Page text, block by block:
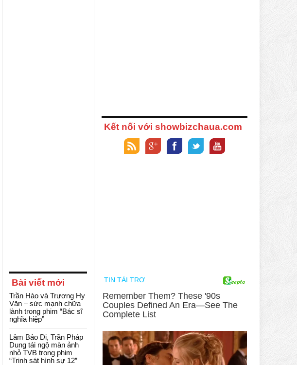
Bài viết mới
Trần Hào và Trương Hy
Văn – sức mạnh chữa
lành trong phim “Bác sĩ
nghĩa hiệp”
Lâm Bảo Di, Trần Pháp
Dung tái ngộ màn ảnh
nhỏ TVB trong phim
“Trinh sát hình sự 12”
Kết nối với showbizchaua.com